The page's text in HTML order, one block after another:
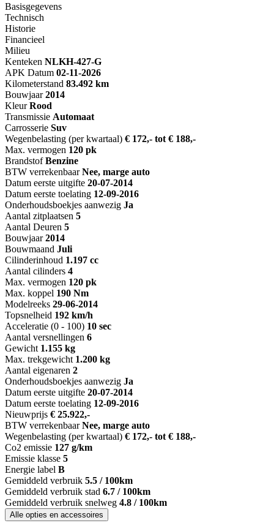
Basisgegevens
Technisch
Historie
Financieel
Milieu
Kenteken NLKH-427-G
APK Datum 02-11-2026
Kilometerstand 83.492 km
Bouwjaar 2014
Kleur Rood
Transmissie Automaat
Carrosserie Suv
Wegenbelasting (per kwartaal) € 172,- tot € 188,-
Max. vermogen 120 pk
Brandstof Benzine
BTW verrekenbaar Nee, marge auto
Datum eerste uitgifte 20-07-2014
Datum eerste toelating 12-09-2016
Onderhoudsboekjes aanwezig Ja
Aantal zitplaatsen 5
Aantal Deuren 5
Bouwjaar 2014
Bouwmaand Juli
Cilinderinhoud 1.197 cc
Aantal cilinders 4
Max. vermogen 120 pk
Max. koppel 190 Nm
Modelreeks 29-06-2014
Topsnelheid 192 km/h
Acceleratie (0 - 100) 10 sec
Aantal versnellingen 6
Gewicht 1.155 kg
Max. trekgewicht 1.200 kg
Aantal eigenaren 2
Onderhoudsboekjes aanwezig Ja
Datum eerste uitgifte 20-07-2014
Datum eerste toelating 12-09-2016
Nieuwprijs € 25.922,-
BTW verrekenbaar Nee, marge auto
Wegenbelasting (per kwartaal) € 172,- tot € 188,-
Co2 emissie 127 g/km
Emissie klasse 5
Energie label B
Gemiddeld verbruik 5.5 / 100km
Gemiddeld verbruik stad 6.7 / 100km
Gemiddeld verbruik snelweg 4.8 / 100km
Alle opties en accessoires